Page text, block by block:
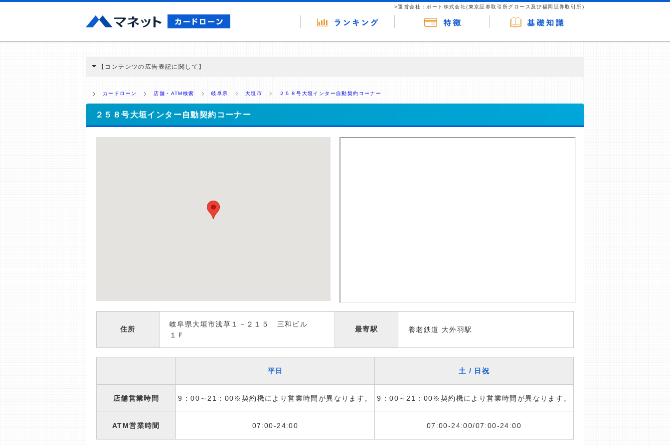
>運営会社：ポート株式会社(東京証券取引所グロース及び福岡証券取引所)
【コンテンツの広告表記に関して】
ミ収集などに基づき、公平性を担保した情報提供を行っています。
>提携企業一覧
カードローン 店舗・ATM検索 岐阜県 大垣市 ２５８号大垣インター自動契約コーナー
２５８号大垣インター自動契約コーナー
住所
岐阜県大垣市浅草１－２１５ 三和ビル
１Ｆ
最寄駅 養老鉄道 大外羽駅
平日 土 / 日祝
店舗営業時間 9：00～21：00※契約機により営業時間が異なります。 9：00～21：00※契約機により営業時間が異なります。
ATM営業時間 07:00-24:00 07:00-24:00/07:00-24:00